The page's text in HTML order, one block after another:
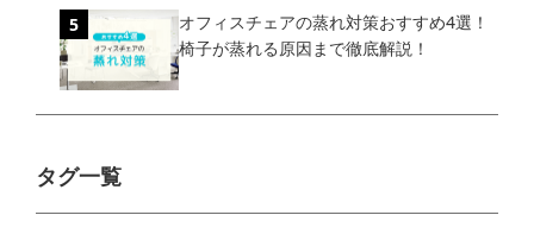
オフィスチェアの蒸れ対策おすすめ4選！
椅子が蒸れる原因まで徹底解説！
タグ一覧